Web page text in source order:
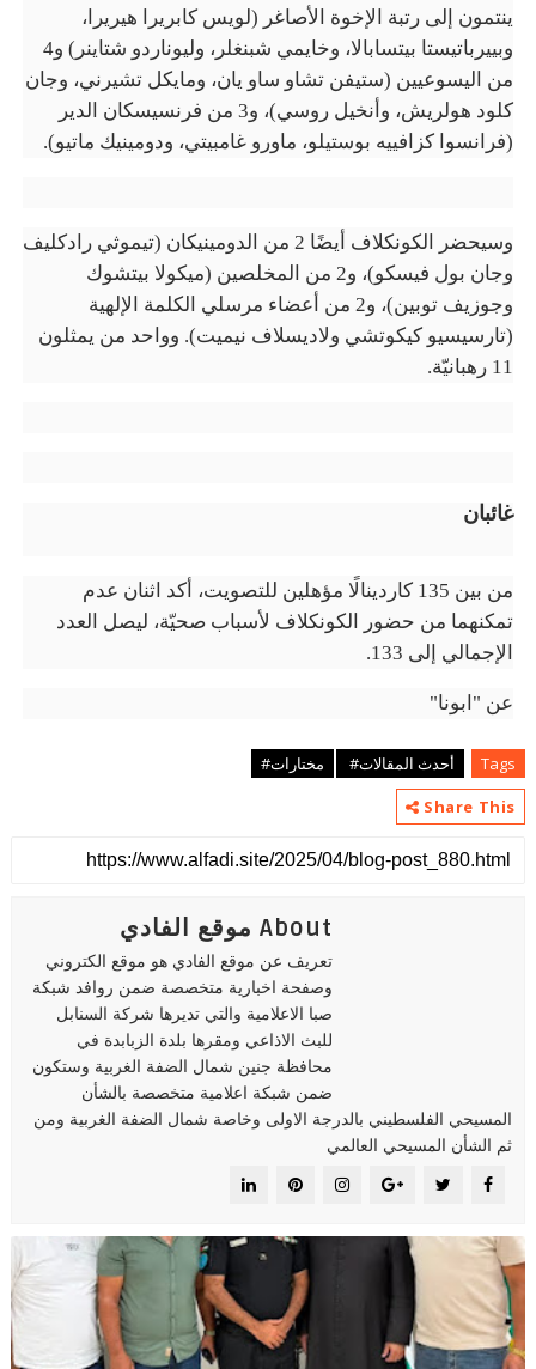
ينتمون إلى رتبة الإخوة الأصاغر (لويس كابريرا هيريرا،
وبييرباتيستا بيتسابالا، وخايمي شبنغلر، وليوناردو شتاينر) و4
من اليسوعيين (ستيفن تشاو ساو يان، ومايكل تشيرني، وجان
كلود هولريش، وأنخيل روسي)، و3 من فرنسيسكان الدير
(فرانسوا كزافييه بوستيلو، ماورو غامبيتي، ودومينيك ماتيو).
وسيحضر الكونكلاف أيضًا 2 من الدومينيكان (تيموثي رادكليف
وجان بول فيسكو)، و2 من المخلصين (ميكولا بيتشوك
وجوزيف توبين)، و2 من أعضاء مرسلي الكلمة الإلهية
(تارسيسيو كيكوتشي ولاديسلاف نيميت). وواحد من يمثلون
11 رهبانيّة.
غائبان
من بين 135 كاردينالًا مؤهلين للتصويت، أكد اثنان عدم
تمكنهما من حضور الكونكلاف لأسباب صحيّة، ليصل العدد
الإجمالي إلى 133.
عن "ابونا"
Tags أحدث المقالات#
مختارات#
Share This
About موقع الفادي
تعريف عن موقع الفادي هو موقع الكتروني
وصفحة اخبارية متخصصة ضمن روافد شبكة
صبا الاعلامية والتي تديرها شركة السنابل
للبث الاذاعي ومقرها بلدة الزبابدة في
محافظة جنين شمال الضفة الغربية وستكون
ضمن شبكة اعلامية متخصصة بالشأن
المسيحي الفلسطيني بالدرجة الاولى وخاصة شمال الضفة الغربية ومن
ثم الشأن المسيحي العالمي